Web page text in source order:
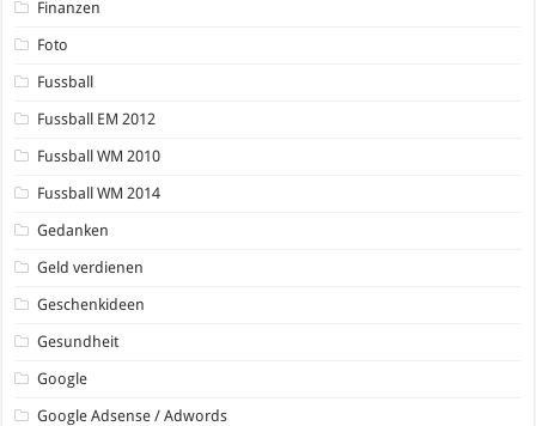
Finanzen
Foto
Fussball
Fussball EM 2012
Fussball WM 2010
Fussball WM 2014
Gedanken
Geld verdienen
Geschenkideen
Gesundheit
Google
Google Adsense / Adwords